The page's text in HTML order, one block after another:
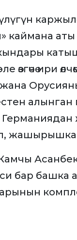
каймана
ири
жана
алынган
Германиядан
бар башка